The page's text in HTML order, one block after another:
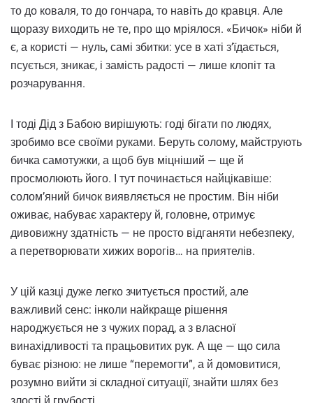
то до коваля, то до гончара, то навіть до кравця. Але
щоразу виходить не те, про що мріялося. «Бичок» ніби й
є, а користі — нуль, самі збитки: усе в хаті з’їдається,
псується, зникає, і замість радості — лише клопіт та
розчарування.
І тоді Дід з Бабою вирішують: годі бігати по людях,
зробимо все своїми руками. Беруть солому, майструють
бичка самотужки, а щоб був міцніший — ще й
просмолюють його. І тут починається найцікавіше:
солом’яний бичок виявляється не простим. Він ніби
оживає, набуває характеру й, головне, отримує
дивовижну здатність — не просто відганяти небезпеку,
а перетворювати хижих ворогів… на приятелів.
У цій казці дуже легко зчитується простий, але
важливий сенс: інколи найкраще рішення
народжується не з чужих порад, а з власної
винахідливості та працьовитих рук. А ще — що сила
буває різною: не лише “перемогти”, а й домовитися,
розумно вийти зі складної ситуації, знайти шлях без
злості й грубості.